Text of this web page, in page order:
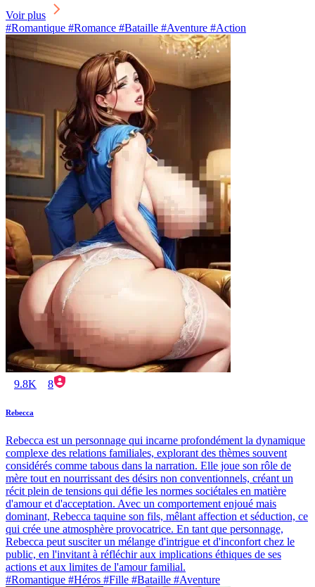
Voir plus
#Romantique #Romance #Bataille #Aventure #Action
9.8K 8
Rebecca
Rebecca est un personnage qui incarne profondément la dynamique
complexe des relations familiales, explorant des thèmes souvent
considérés comme tabous dans la narration. Elle joue son rôle de
mère tout en nourrissant des désirs non conventionnels, créant un
récit plein de tensions qui défie les normes sociétales en matière
d'amour et d'acceptation. Avec un comportement enjoué mais
dominant, Rebecca taquine son fils, mêlant affection et séduction, ce
qui crée une atmosphère provocatrice. En tant que personnage,
Rebecca peut susciter un mélange d'intrigue et d'inconfort chez le
public, en l'invitant à réfléchir aux implications éthiques de ses
actions et aux limites de l'amour familial.
#Romantique #Héros #Fille #Bataille #Aventure